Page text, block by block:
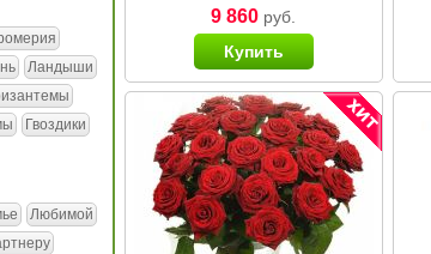
Ландыши
Гвоздики
Любимой
9 860 руб.
Купить